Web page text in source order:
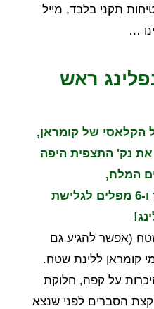
תקני בלבד, מייל
…
ראש
הקלאסי של קומראן,
נק' התצפית היפה
המלח,
מקטע בולדרים ארוך ו-6 מפלים לגלישת
(אפשר להגיע גם
קומראן ללינת שטח.
על קפה, חלוקת
וקצת הסברים לפני שנצא